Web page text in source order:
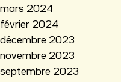
mars 2024
février 2024
décembre 2023
novembre 2023
septembre 2023